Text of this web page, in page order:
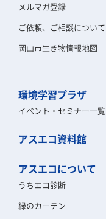
メルマガ登録
ご依頼、ご相談について
岡山市生き物情報地図
環境学習プラザ
イベント・セミナー一覧
アスエコ資料館
アスエコについて
うちエコ診断
緑のカーテン